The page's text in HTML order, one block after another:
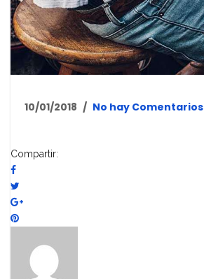
10/01/2018 No hay Comentarios
Compartir: